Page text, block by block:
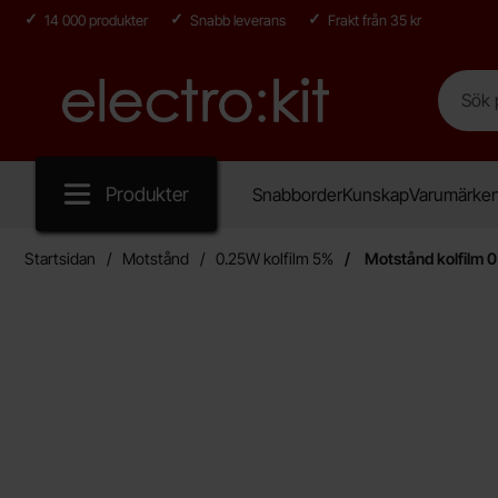
14 000 produkter Snabb leverans Frakt från 35 kr
Startsidan för Electro:kit
Sök
Sök på
Produkter SnabborderKunskap
Startsidan Motstånd 0.25W kolfilm 5% Motstånd kolfilm